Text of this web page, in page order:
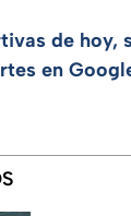
de hoy,
en